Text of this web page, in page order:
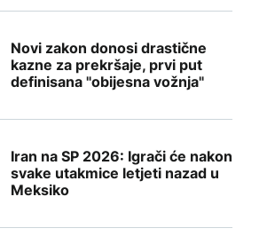
Novi zakon donosi drastične
kazne za prekršaje, prvi put
definisana "obijesna vožnja"
Iran na SP 2026: Igrači će nakon
svake utakmice letjeti nazad u
Meksiko